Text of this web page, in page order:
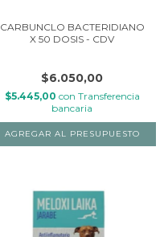
CARBUNCLO BACTERIDIANO
X 50 DOSIS - CDV
$6.050,00
$5.445,00 con Transferencia
bancaria